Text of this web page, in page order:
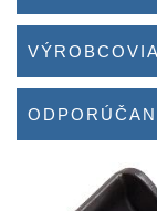
VÝROBCOVIA